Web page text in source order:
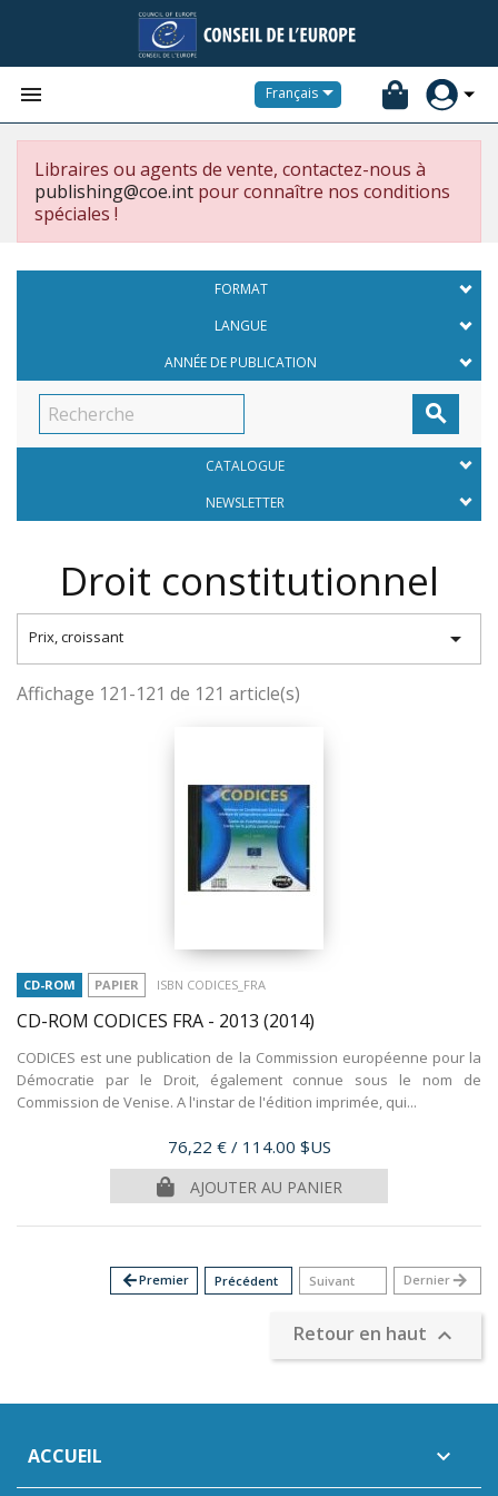
 Français
Libraires ou agents de vente, contactez-nous à
publishing@coe.int pour connaître nos conditions
spéciales !
FORMAT
LANGUE
ANNÉE DE PUBLICATION

CATALOGUE
NEWSLETTER
Droit constitutionnel
Prix, croissant 
Affichage 121-121 de 121 article(s)
CD-ROM PAPIER ISBN CODICES_FRA
CD-ROM CODICES FRA - 2013 (2014)
CODICES est une publication de la Commission européenne pour la
Démocratie par le Droit, également connue sous le nom de
Commission de Venise. A l'instar de l'édition imprimée, qui...
Prix
76,22 € / 114.00 $US
AJOUTER AU PANIER
arrow_backPremier Précédent Suivant Dernier arrow_forward
Retour en haut 
ACCUEIL 